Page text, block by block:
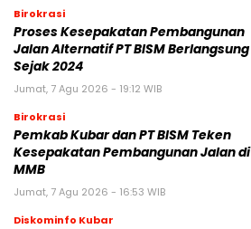
Birokrasi
Proses Kesepakatan Pembangunan
Jalan Alternatif PT BISM Berlangsung
Sejak 2024
Jumat, 7 Agu 2026 - 19:12 WIB
Birokrasi
Pemkab Kubar dan PT BISM Teken
Kesepakatan Pembangunan Jalan di
MMB
Jumat, 7 Agu 2026 - 16:53 WIB
Diskominfo Kubar